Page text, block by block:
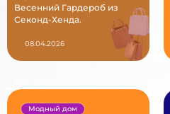
Весенний Гардероб из
Секонд-Хенда.
08.04.2026
Модный дом